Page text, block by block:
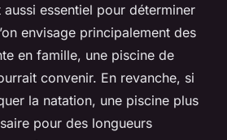
essentiel pour déterminer
envisage principalement des
en famille, une piscine de
convenir. En revanche, si
la natation, une piscine plus
pour des longueurs